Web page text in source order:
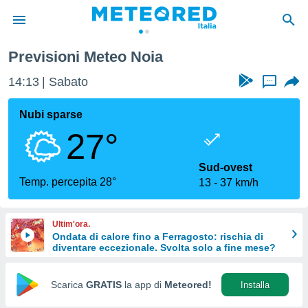
di
per
le
di
Web
Previsioni Meteo Noia
14:13 Sabato ...
Nubi sparse
27°
Temp. percepita 28°
Sud-ovest
13
37 km/h
Ultim'ora.
Ondata di calore fino a Ferragosto: rischia di
diventare eccezionale. Svolta solo a fine mese?
Scarica GRATIS la app di Meteored! Installa